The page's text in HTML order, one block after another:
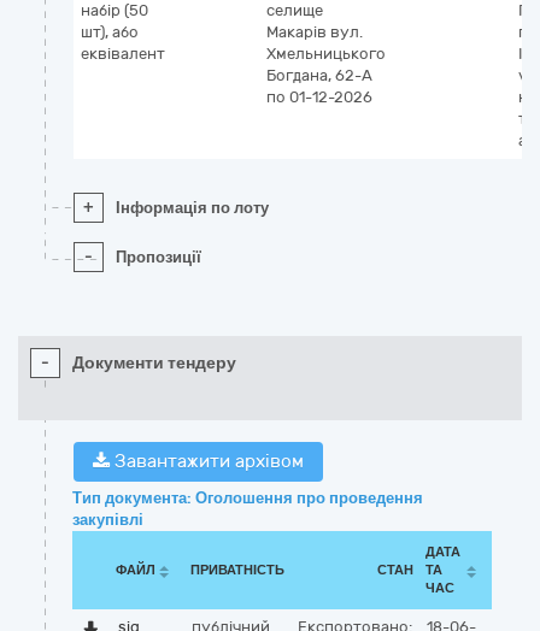
набір (50
шт), або
еквівалент
селище
Макарів вул.
Хмельницького
Богдана, 62-А
по 01-12-2026
+ Інформація по лоту
- Пропозиції
- Документи тендеру
Завантажити архівом
Тип документа: Оголошення про проведення
закупівлі
ФАЙЛ ПРИВАТНІСТЬ СТАН
ДАТА
ТА
ЧАС
sig
публічний Експортовано:
18-06-